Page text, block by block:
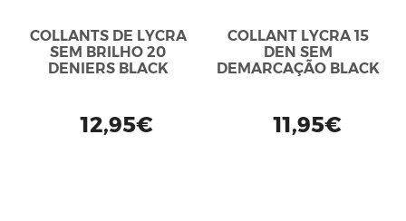
COLLANTS DE LYCRA
SEM BRILHO 20
DENIERS BLACK
12,95€
COLLANT LYCRA 15
DEN SEM
DEMARCAÇÃO BLACK
11,95€